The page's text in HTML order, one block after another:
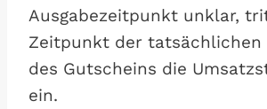
Ausgabezeitpunkt unklar,
Zeitpunkt der tatsächlichen
des Gutscheins die
ein.